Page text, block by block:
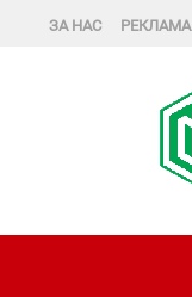
ЗА НАС РЕКЛАМА